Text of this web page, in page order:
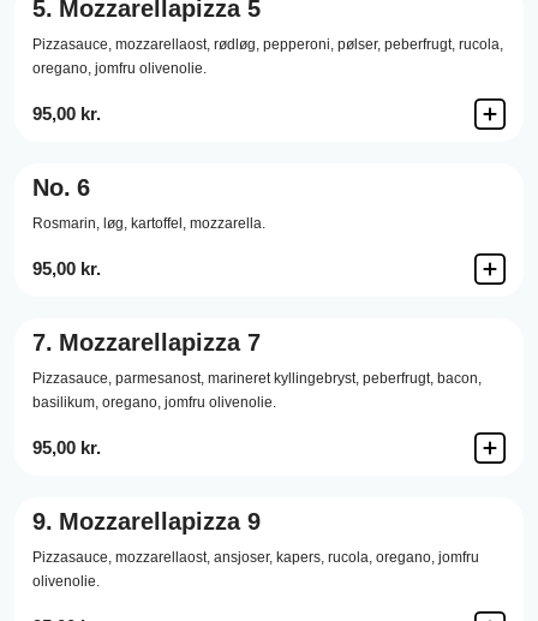
5. Mozzarellapizza 5
Pizzasauce, mozzarellaost, rødløg, pepperoni, pølser, peberfrugt, rucola,
oregano, jomfru olivenolie.
95,00 kr.
No. 6
Rosmarin, løg, kartoffel, mozzarella.
95,00 kr.
7. Mozzarellapizza 7
Pizzasauce, parmesanost, marineret kyllingebryst, peberfrugt, bacon,
basilikum, oregano, jomfru olivenolie.
95,00 kr.
9. Mozzarellapizza 9
Pizzasauce, mozzarellaost, ansjoser, kapers, rucola, oregano, jomfru
olivenolie.